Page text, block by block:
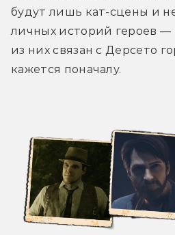
будут лишь кат-сцены и
личных историй героев
из них связан с Дерсето
кажется поначалу.